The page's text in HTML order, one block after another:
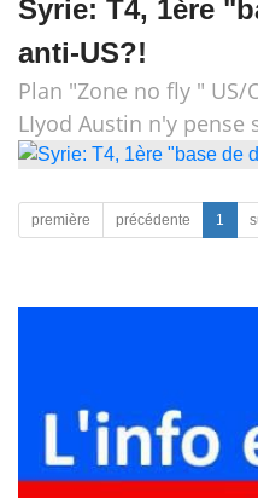
Syrie: T4, 1ère
anti-US?!
Plan "Zone no fly " US/
LIyod Austin n'y pense
première précédente 1